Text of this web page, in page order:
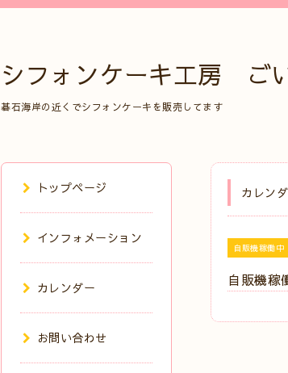
シフォンケーキ工房 ご
碁石海岸の近くでシフォンケーキを販売してます
カレン
自販機稼働中
自販機稼
トップページ
インフォメーション
カレンダー
お問い合わせ